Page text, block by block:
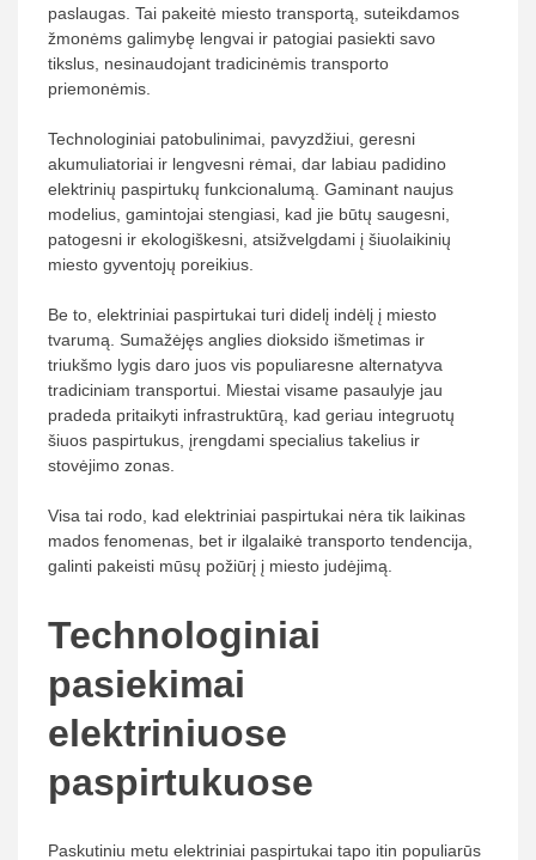
paslaugas. Tai pakeitė miesto transportą, suteikdamos
žmonėms galimybę lengvai ir patogiai pasiekti savo
tikslus, nesinaudojant tradicinėmis transporto
priemonėmis.
Technologiniai patobulinimai, pavyzdžiui, geresni
akumuliatoriai ir lengvesni rėmai, dar labiau padidino
elektrinių paspirtukų funkcionalumą. Gaminant naujus
modelius, gamintojai stengiasi, kad jie būtų saugesni,
patogesni ir ekologiškesni, atsižvelgdami į šiuolaikinių
miesto gyventojų poreikius.
Be to, elektriniai paspirtukai turi didelį indėlį į miesto
tvarumą. Sumažėjęs anglies dioksido išmetimas ir
triukšmo lygis daro juos vis populiaresne alternatyva
tradiciniam transportui. Miestai visame pasaulyje jau
pradeda pritaikyti infrastruktūrą, kad geriau integruotų
šiuos paspirtukus, įrengdami specialius takelius ir
stovėjimo zonas.
Visa tai rodo, kad elektriniai paspirtukai nėra tik laikinas
mados fenomenas, bet ir ilgalaikė transporto tendencija,
galinti pakeisti mūsų požiūrį į miesto judėjimą.
Technologiniai
pasiekimai
elektriniuose
paspirtukuose
Paskutiniu metu elektriniai paspirtukai tapo itin populiarūs